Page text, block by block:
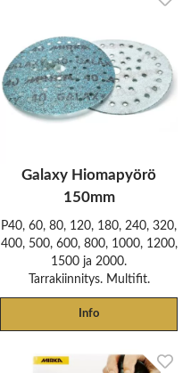
Galaxy Hiomapyörö
150mm
P40, 60, 80, 120, 180, 240, 320,
400, 500, 600, 800, 1000, 1200,
1500 ja 2000.
Tarrakiinnitys. Multifit.
Info